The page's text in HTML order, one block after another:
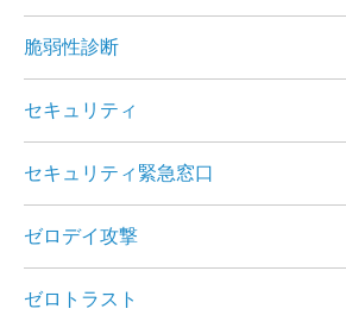
脆弱性診断
セキュリティ
セキュリティ緊急窓口
ゼロデイ攻撃
ゼロトラスト